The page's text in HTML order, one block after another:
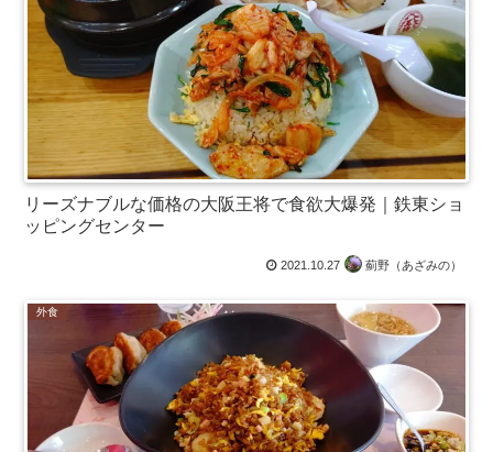
リーズナブルな価格の大阪王将で食欲大爆発｜鉄東ショ
ッピングセンター
2021.10.27 薊野（あざみの）
外食